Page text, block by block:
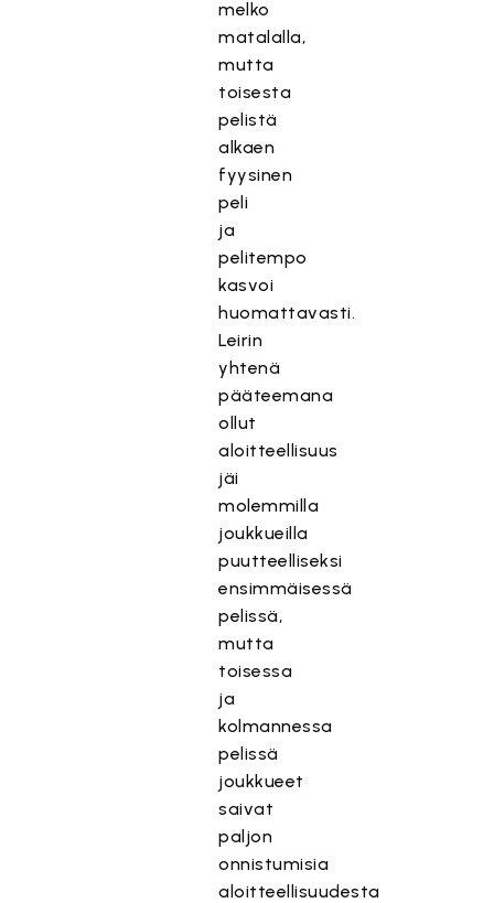
melko
matalalla,
mutta
toisesta
pelistä
alkaen
fyysinen
peli
ja
pelitempo
kasvoi
huomattavasti.
Leirin
yhtenä
pääteemana
ollut
aloitteellisuus
jäi
molemmilla
joukkueilla
puutteelliseksi
ensimmäisessä
pelissä,
mutta
toisessa
ja
kolmannessa
pelissä
joukkueet
saivat
paljon
onnistumisia
aloitteellisuudesta